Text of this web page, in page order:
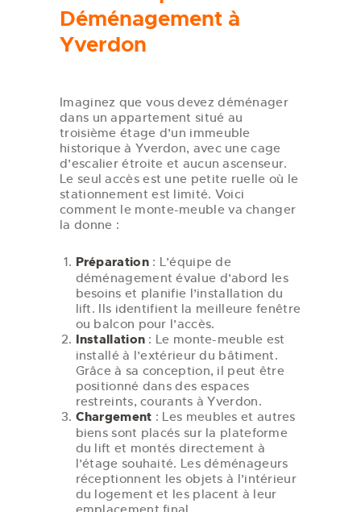
Déménagement à
Yverdon
Imaginez que vous devez déménager
dans un appartement situé au
troisième étage d’un immeuble
historique à Yverdon, avec une cage
d’escalier étroite et aucun ascenseur.
Le seul accès est une petite ruelle où le
stationnement est limité. Voici
comment le monte-meuble va changer
la donne :
Préparation: L’équipe de
déménagement évalue d’abord les
besoins et planifie l’installation du
lift. Ils identifient la meilleure fenêtre
ou balcon pour l’accès.
Installation : Le monte-meuble est
installé à l’extérieur du bâtiment.
Grâce à sa conception, il peut être
positionné dans des espaces
restreints, courants à Yverdon.
Chargement : Les meubles et autres
biens sont placés sur la plateforme
du lift et montés directement à
l’étage souhaité. Les déménageurs
réceptionnent les objets à l’intérieur
du logement et les placent à leur
emplacement final.